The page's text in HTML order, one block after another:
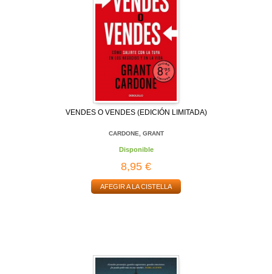
VENDES O VENDES (EDICIÓN LIMITADA)
CARDONE, GRANT
Disponible
8,95 €
AFEGIR A LA CISTELLA